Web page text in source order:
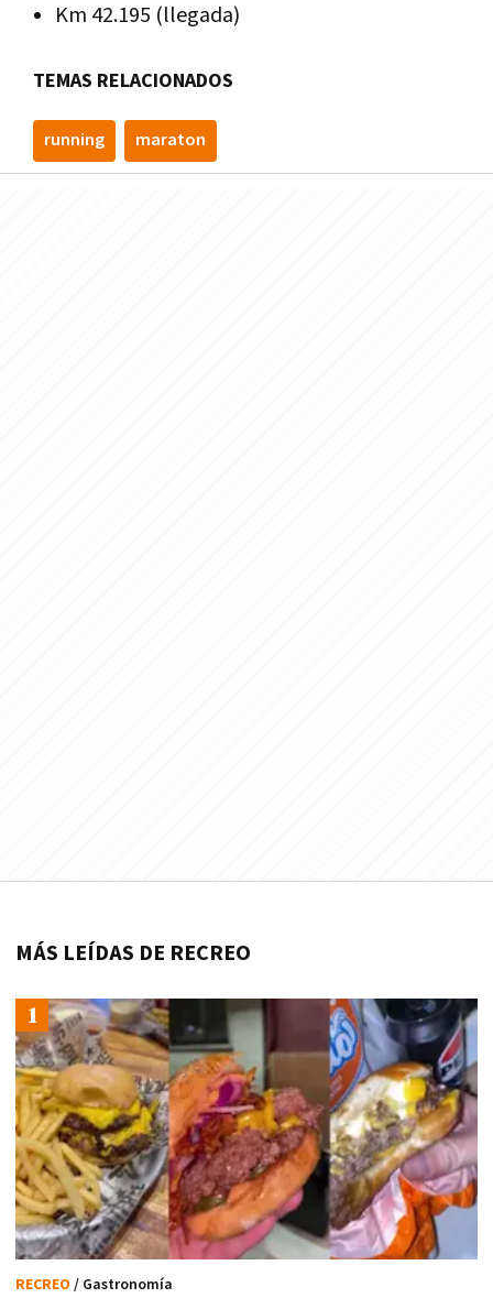
Km 42.195 (llegada)
TEMAS RELACIONADOS
running maraton
MÁS LEÍDAS DE RECREO
RECREO / Gastronomía